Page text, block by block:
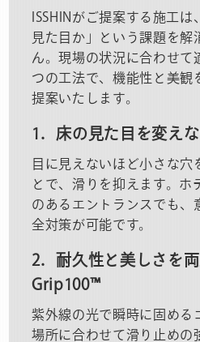
ISSHINがご提案する施工は
見た目か」という課題を解
ん。現場の状況に合わせて
つの工法で、機能性と美観
提案いたします。
1．床の見た目を変え
目に見えないほど小さな穴
とで、滑りを抑えます。ホ
のあるエントランスでも、
全対策が可能です。
2．耐久性と美しさを
Grip100™
紫外線の光で瞬時に固める
場所に合わせて滑り止めの